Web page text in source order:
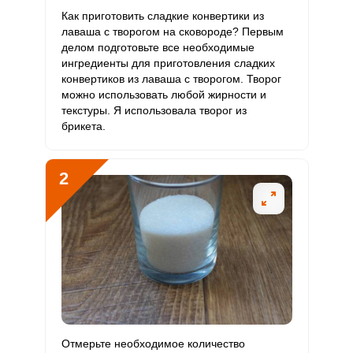
Витамин
С
2 мкг 90 мкг 0.3 1.1
Витамин
D
3.6 мкг
Витамин
E
Биотин
Витамин
0.3 мкг 0.1
Витамин
РР
20.5 мг 14.3 51.2
Калий 666.8 мг 2500 мг 3.7 13.3
Как приготовить сладкие конвертики из
лаваша с творогом на сковороде? Первым
делом подготовьте все необходимые
ингредиенты для приготовления сладких
конвертиков из лаваша с творогом. Творог
можно использовать любой жирности и
текстуры. Я использовала творог из
брикета.
2
Отмерьте необходимое количество